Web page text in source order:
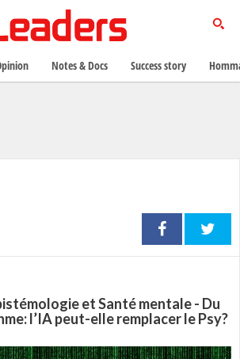
et Santé mentale - Du
l’IA peut-elle remplacer le Psy?
Notes & Docs Success story